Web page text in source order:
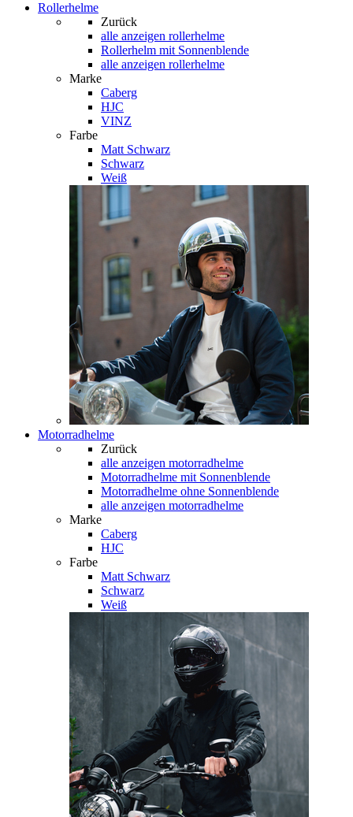
Rollerhelme
Zurück
alle anzeigen rollerhelme
Rollerhelm mit Sonnenblende
alle anzeigen rollerhelme
Marke
Caberg
HJC
VINZ
Farbe
Matt Schwarz
Schwarz
Weiß
Motorradhelme
Zurück
alle anzeigen motorradhelme
Motorradhelme mit Sonnenblende
Motorradhelme ohne Sonnenblende
alle anzeigen motorradhelme
Marke
Caberg
HJC
Farbe
Matt Schwarz
Schwarz
Weiß